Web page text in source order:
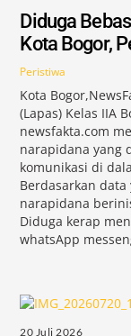
Diduga
Kota Bogor,
Peristiwa
Kota
(Lapas) Kelas IIA
newsfakta.com
narapidana yang
komunikasi di
Berdasarkan
narapidana
Diduga kerap
whatsApp
20 Juli 2026